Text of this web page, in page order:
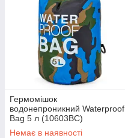
Гермомішок
водонепроникний Waterproof
Bag 5 л (10603BC)
Немає в наявності